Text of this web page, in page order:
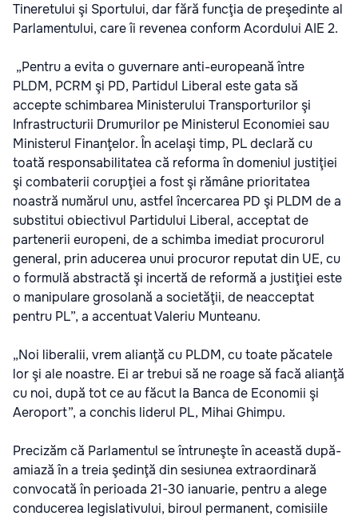
Tineretului şi Sportului, dar fără funcţia de preşedinte al
Parlamentului, care îi revenea conform Acordului AIE 2.
„Pentru a evita o guvernare anti-europeană între
PLDM, PCRM şi PD, Partidul Liberal este gata să
accepte schimbarea Ministerului Transporturilor şi
Infrastructurii Drumurilor pe Ministerul Economiei sau
Ministerul Finanţelor. În acelaşi timp, PL declară cu
toată responsabilitatea că reforma în domeniul justiţiei
şi combaterii corupţiei a fost şi rămâne prioritatea
noastră numărul unu, astfel încercarea PD şi PLDM de a
substitui obiectivul Partidului Liberal, acceptat de
partenerii europeni, de a schimba imediat procurorul
general, prin aducerea unui procuror reputat din UE, cu
o formulă abstractă şi incertă de reformă a justiţiei este
o manipulare grosolană a societăţii, de neacceptat
pentru PL”, a accentuat Valeriu Munteanu.
„Noi liberalii, vrem alianţă cu PLDM, cu toate păcatele
lor şi ale noastre. Ei ar trebui să ne roage să facă alianţă
cu noi, după tot ce au făcut la Banca de Economii şi
Aeroport”, a conchis liderul PL, Mihai Ghimpu.
Precizăm că Parlamentul se întruneşte în această după-
amiază în a treia şedinţă din sesiunea extraordinară
convocată în perioada 21-30 ianuarie, pentru a alege
conducerea legislativului, biroul permanent, comisiile